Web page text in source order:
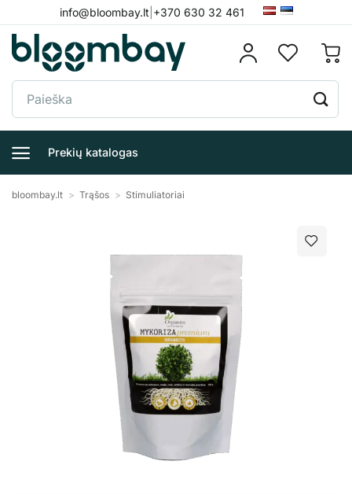
to
content
info@bloombay.lt +370 630 32 461
Ieškoti:
Prekių katalogas
bloombay.lt > Trąšos > Stimuliatoriai